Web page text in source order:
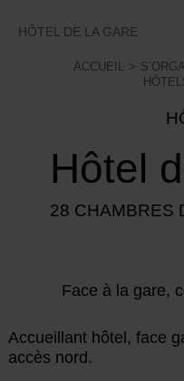
HÔTEL DE LA GARE
ACCUEIL
Hôtel
28 CHAMBRES
Face à la gare,
Accueillant hôtel, face
accès nord.